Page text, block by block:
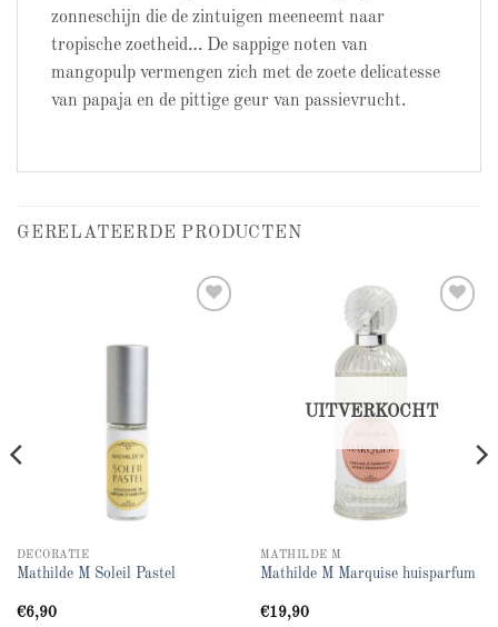
zonneschijn die de zintuigen meeneemt naar
tropische zoetheid… De sappige noten van
mangopulp vermengen zich met de zoete delicatesse
van papaja en de pittige geur van passievrucht.
GERELATEERDE PRODUCTEN
DECORATIE
Mathilde M Soleil Pastel
€6,90
UITVERKOCHT
MATHILDE M
Mathilde M Marquise huisparfum
€19,90